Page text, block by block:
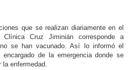
que se realizan diariamente en el
Cruz Jiminián corresponde a
se han vacunado. Así lo informó el
encargado de la emergencia donde se
la enfermedad.